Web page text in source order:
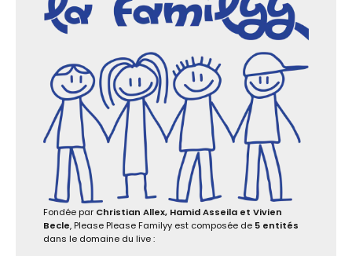
Fondée par Christian Allex, Hamid Asseila et Vivien
Becle, Please Please Familyy est composée de 5 entités
dans le domaine du live :